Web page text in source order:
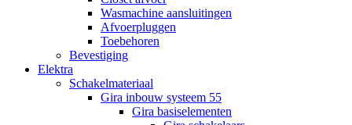
Wasmachine aansluitingen
Afvoerpluggen
Toebehoren
Bevestiging
Elektra
Schakelmateriaal
Gira inbouw systeem 55
Gira basiselementen